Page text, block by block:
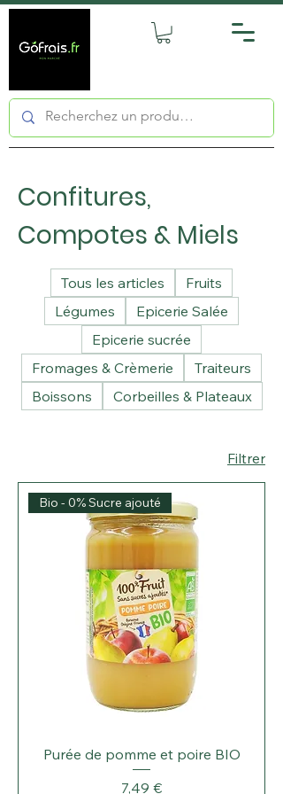
Confitures,
Compotes & Miels
Tous les articles
Fruits
Légumes
Epicerie Salée
Epicerie sucrée
Fromages & Crèmerie
Traiteurs
Boissons
Corbeilles & Plateaux
Filtrer
Bio - 0% Sucre ajouté
Purée de pomme et poire BIO
Prix
7,49 €